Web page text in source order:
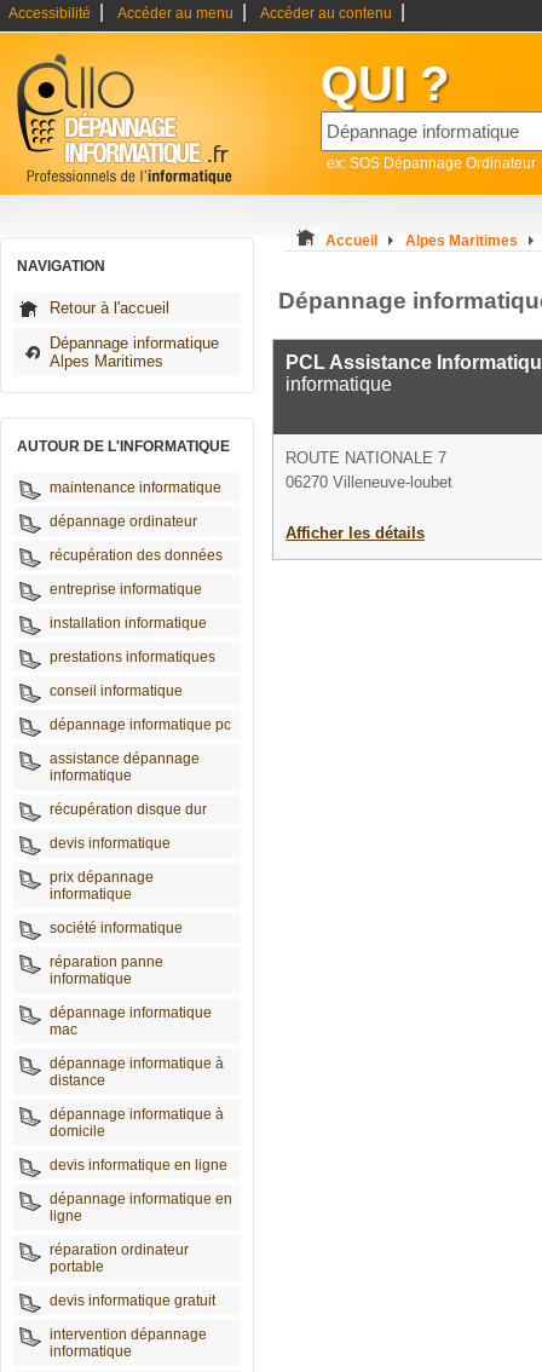
Accessibilité Accéder au menu Accéder au contenu
QUI ?
ex: SOS Dépannage Ordinateur
NAVIGATION
Retour à l'accueil
Dépannage informatique
Alpes Maritimes
AUTOUR DE L'INFORMATIQUE
maintenance informatique
dépannage ordinateur
récupération des données
entreprise informatique
installation informatique
prestations informatiques
conseil informatique
dépannage informatique pc
assistance dépannage
informatique
récupération disque dur
devis informatique
prix dépannage
informatique
société informatique
réparation panne
informatique
dépannage informatique
mac
dépannage informatique à
distance
dépannage informatique à
domicile
devis informatique en ligne
dépannage informatique en
ligne
réparation ordinateur
portable
devis informatique gratuit
intervention dépannage
informatique
Accueil Alpes Maritimes
Dépannage
PCL Assistance
informatique
ROUTE NATIONALE 7
06270 Villeneuve-loubet
Afficher les détails